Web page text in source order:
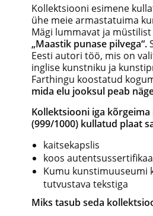
Kollektsiooni esimene
ühe meie armastatuima
Mägi lummavat ja
„Maastik punase pilvega“.
Eesti autori töö, mis on
inglise kunstniku ja
Farthingu koostatud
mida elu jooksul peab
Kollektsiooni iga
(999/1000) kullatud plaat
kaitsekapslis
koos
Kumu kunstimuuseumi
tutvustava tekstiga
Miks tasub seda